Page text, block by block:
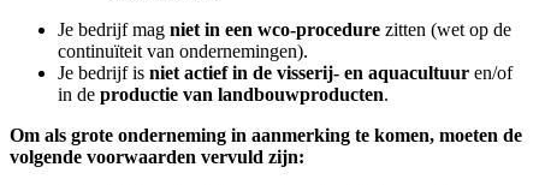
Je bedrijf mag niet in een wco-procedure zitten (wet op de
continuïteit van ondernemingen).
Je bedrijf is niet actief in de visserij- en aquacultuur en/of
in de productie van landbouwproducten.
Om als grote onderneming in aanmerking te komen, moeten de
volgende voorwaarden vervuld zijn: